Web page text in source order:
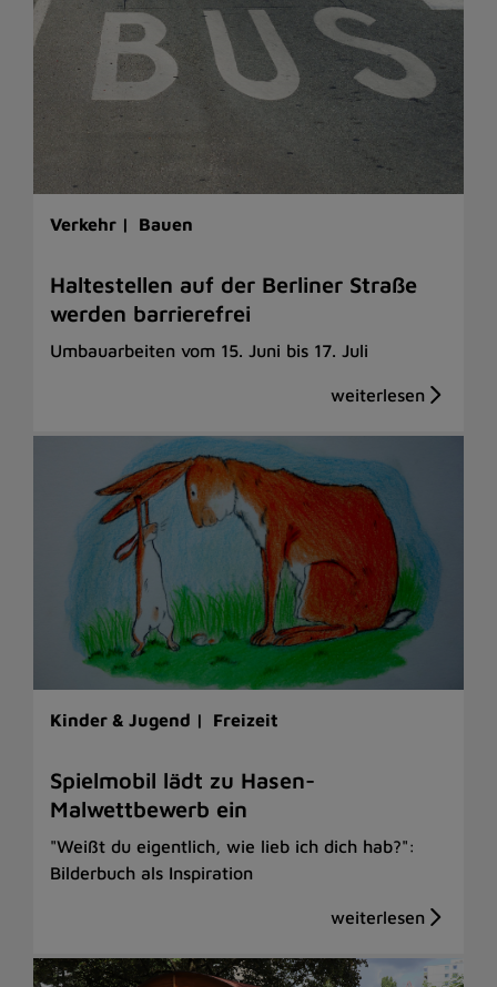
Verkehr | Bauen
Haltestellen auf der Berliner Straße
werden barrierefrei
Umbauarbeiten vom 15. Juni bis 17. Juli
Kinder & Jugend | Freizeit
Spielmobil lädt zu Hasen-
Malwettbewerb ein
"Weißt du eigentlich, wie lieb ich dich hab?":
Bilderbuch als Inspiration